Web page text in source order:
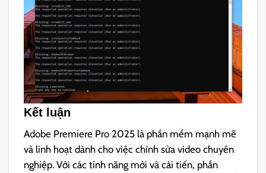
Kết luận
Adobe Premiere Pro 2025 là phần mềm mạnh mẽ
và linh hoạt dành cho việc chỉnh sửa video chuyên
nghiệp. Với các tính năng mới và cải tiến, phần